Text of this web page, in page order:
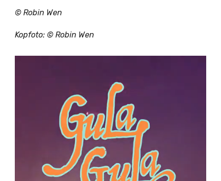
© Robin Wen
Kopfoto: © Robin Wen